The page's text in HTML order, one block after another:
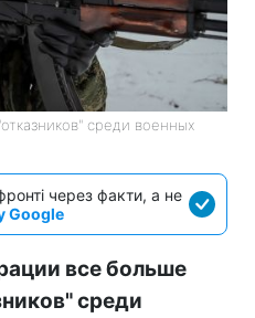
среди военных
через факти, а не
Google
все больше
среди